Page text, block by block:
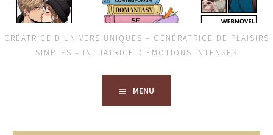
CRÉATRICE D'UNIVERS UNIQUES – GÉNÉRATRICE DE PLAISIRS
SIMPLES – INITIATRICE D'ÉMOTIONS INTENSES
MENU